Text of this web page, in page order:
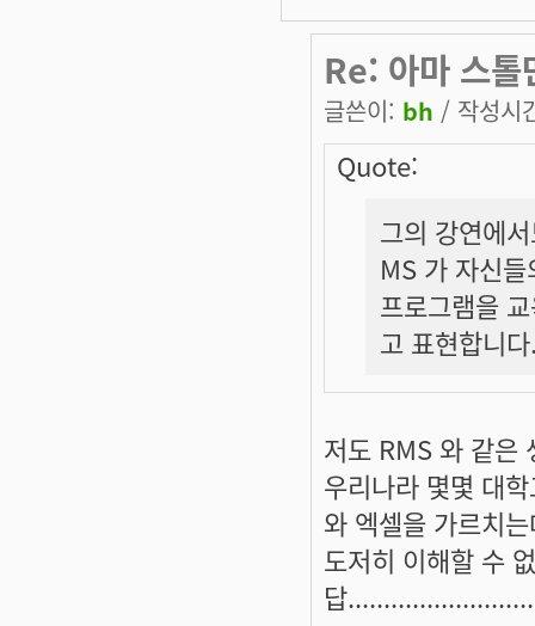
Re: 아마 스톨
글쓴이: bh / 작성시
Quote:
그의 강연에
MS 가 자신들
프로그램을
고 표현합니
저도 RMS 와 같은
우리나라 몇몇 대
와 엑셀을 가르치
도저히 이해할 수
답